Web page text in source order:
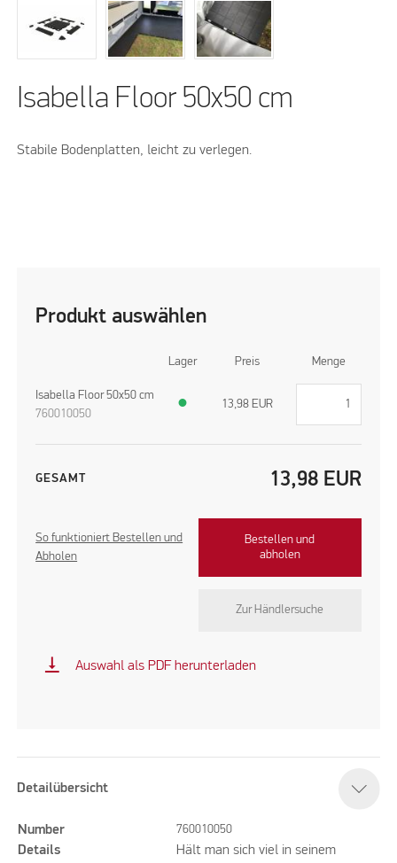
Isabella Floor 50x50 cm
Stabile Bodenplatten, leicht zu verlegen.
Produkt auswählen
Lager Preis Menge
Isabella Floor 50x50 cm
760010050
● 13,98 EUR
GESAMT 13,98 EUR
So funktioniert Bestellen und
Abholen
Bestellen und
abholen
Zur Händlersuche
vertical_align_bottom Auswahl als PDF herunterladen
Detailübersicht
Number 760010050
Details
Hält man sich viel in seinem